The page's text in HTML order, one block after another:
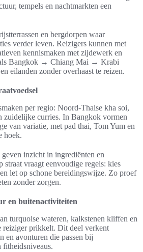
tempels en nachtmarkten een
en bergdorpen waar
verder leven. Reizigers kunnen met
kennismaken met zijdewerk en
Bangkok → Chiang Mai → Krabi
eilanden zonder overhaast te reizen.
per regio: Noord-Thaise kha soi,
zuidelijke curries. In Bangkok vormen
van variatie, met pad thai, Tom Yum en
hoek.
inzicht in ingrediënten en
straat vraagt eenvoudige regels: kies
let op schone bereidingswijze. Zo proef
zonder zorgen.
en buitenactiviteiten
turquoise wateren, kalkstenen kliffen en
reiziger prikkelt. Dit deel verkent
en avonturen die passen bij
fitheidsniveaus.